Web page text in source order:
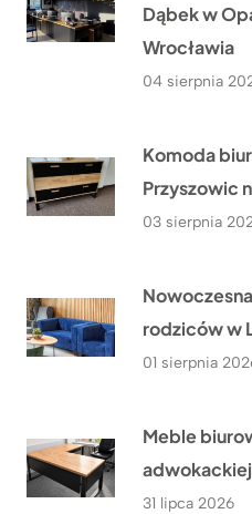
Dąbek w
Wrocławia
04 sierpnia
Komoda
Przyszowic
03 sierpnia
rodziców w
01 sierpnia
Meble
31 lipca 2026